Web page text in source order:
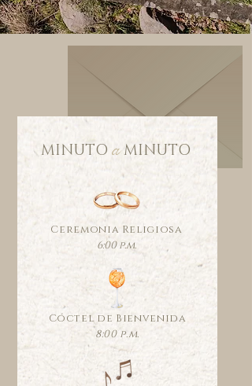
MINUTO MINUTO
a
Ceremonia Religiosa
6:00 p.m.
Cóctel de Bienvenida
8:00 p.m.